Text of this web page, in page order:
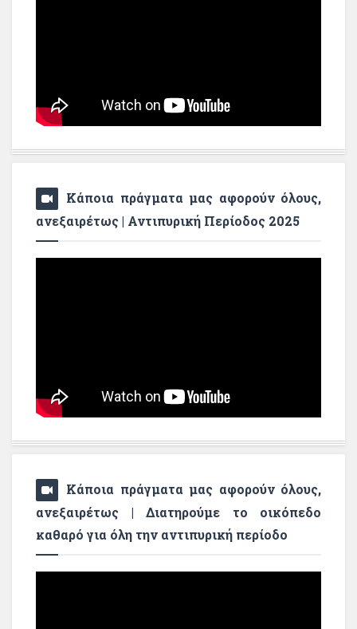
Κάποια πράγματα μας αφορούν όλους,
ανεξαιρέτως | Αντιπυρική Περίοδος 2025
Κάποια πράγματα μας αφορούν όλους,
ανεξαιρέτως | Διατηρούμε το οικόπεδο
καθαρό για όλη την αντιπυρική περίοδο